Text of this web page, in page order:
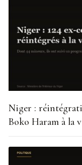
Niger :
Boko Haram à la